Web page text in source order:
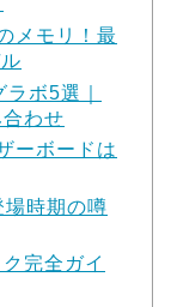
メモリ！最
ボ5選｜
わせ
ーボードは
場時期の噂
完全ガイ